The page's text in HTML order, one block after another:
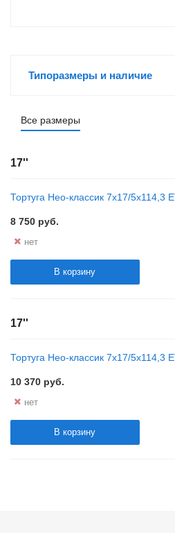
Типоразмеры и наличие
Все размеры
17''
Тортуга Нео-классик 7x17/5x114,3
8 750 руб.
нет
В корзину
17''
Тортуга Нео-классик 7x17/5x114,3
10 370 руб.
нет
В корзину